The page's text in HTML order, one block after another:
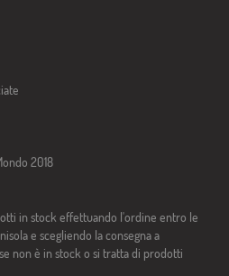
2018
in stock effettuando l'ordine entro le
e scegliendo la consegna a
non è in stock o si tratta di prodotti